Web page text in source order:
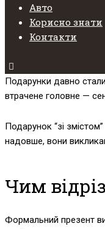
Авто
Корисно знати
Контакти
Подарунки давно
втрачене головне —
Подарунок “зі
надовше, вони
Чим
Формальний презент